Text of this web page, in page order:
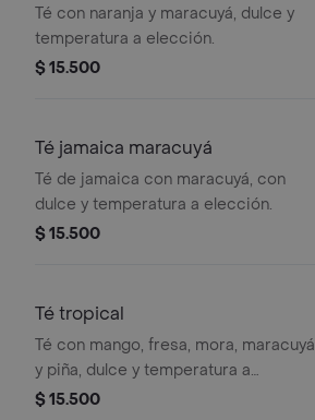
Té con naranja y maracuyá, dulce y
temperatura a elección.
$ 15.500
Té jamaica maracuyá
Té de jamaica con maracuyá, con
dulce y temperatura a elección.
$ 15.500
Té tropical
Té con mango, fresa, mora, maracuyá
y piña, dulce y temperatura a
elección.
$ 15.500